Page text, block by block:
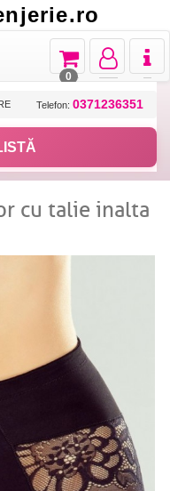
Toggle
Toggle
navigation
Toggle
navigation
0
Telefon: 0371236351
cu talie inalta